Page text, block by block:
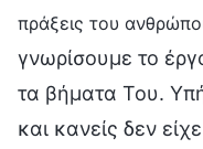
πράξεις του
γνωρίσουμε το
τα βήματα Του.
και κανείς δεν